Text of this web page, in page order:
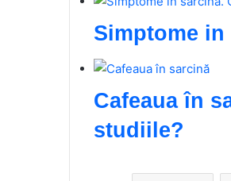
Simptome
Cafeaua în
studiile?